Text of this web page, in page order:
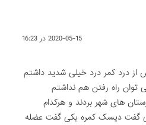
2020-05-15 در 16:23
از درد کمر درد خیلی شدید داشتم
راه رفتن هم نداشتم
های شهر بردند و هرکدام
گفت دیسک کمره یکی گفت عضله